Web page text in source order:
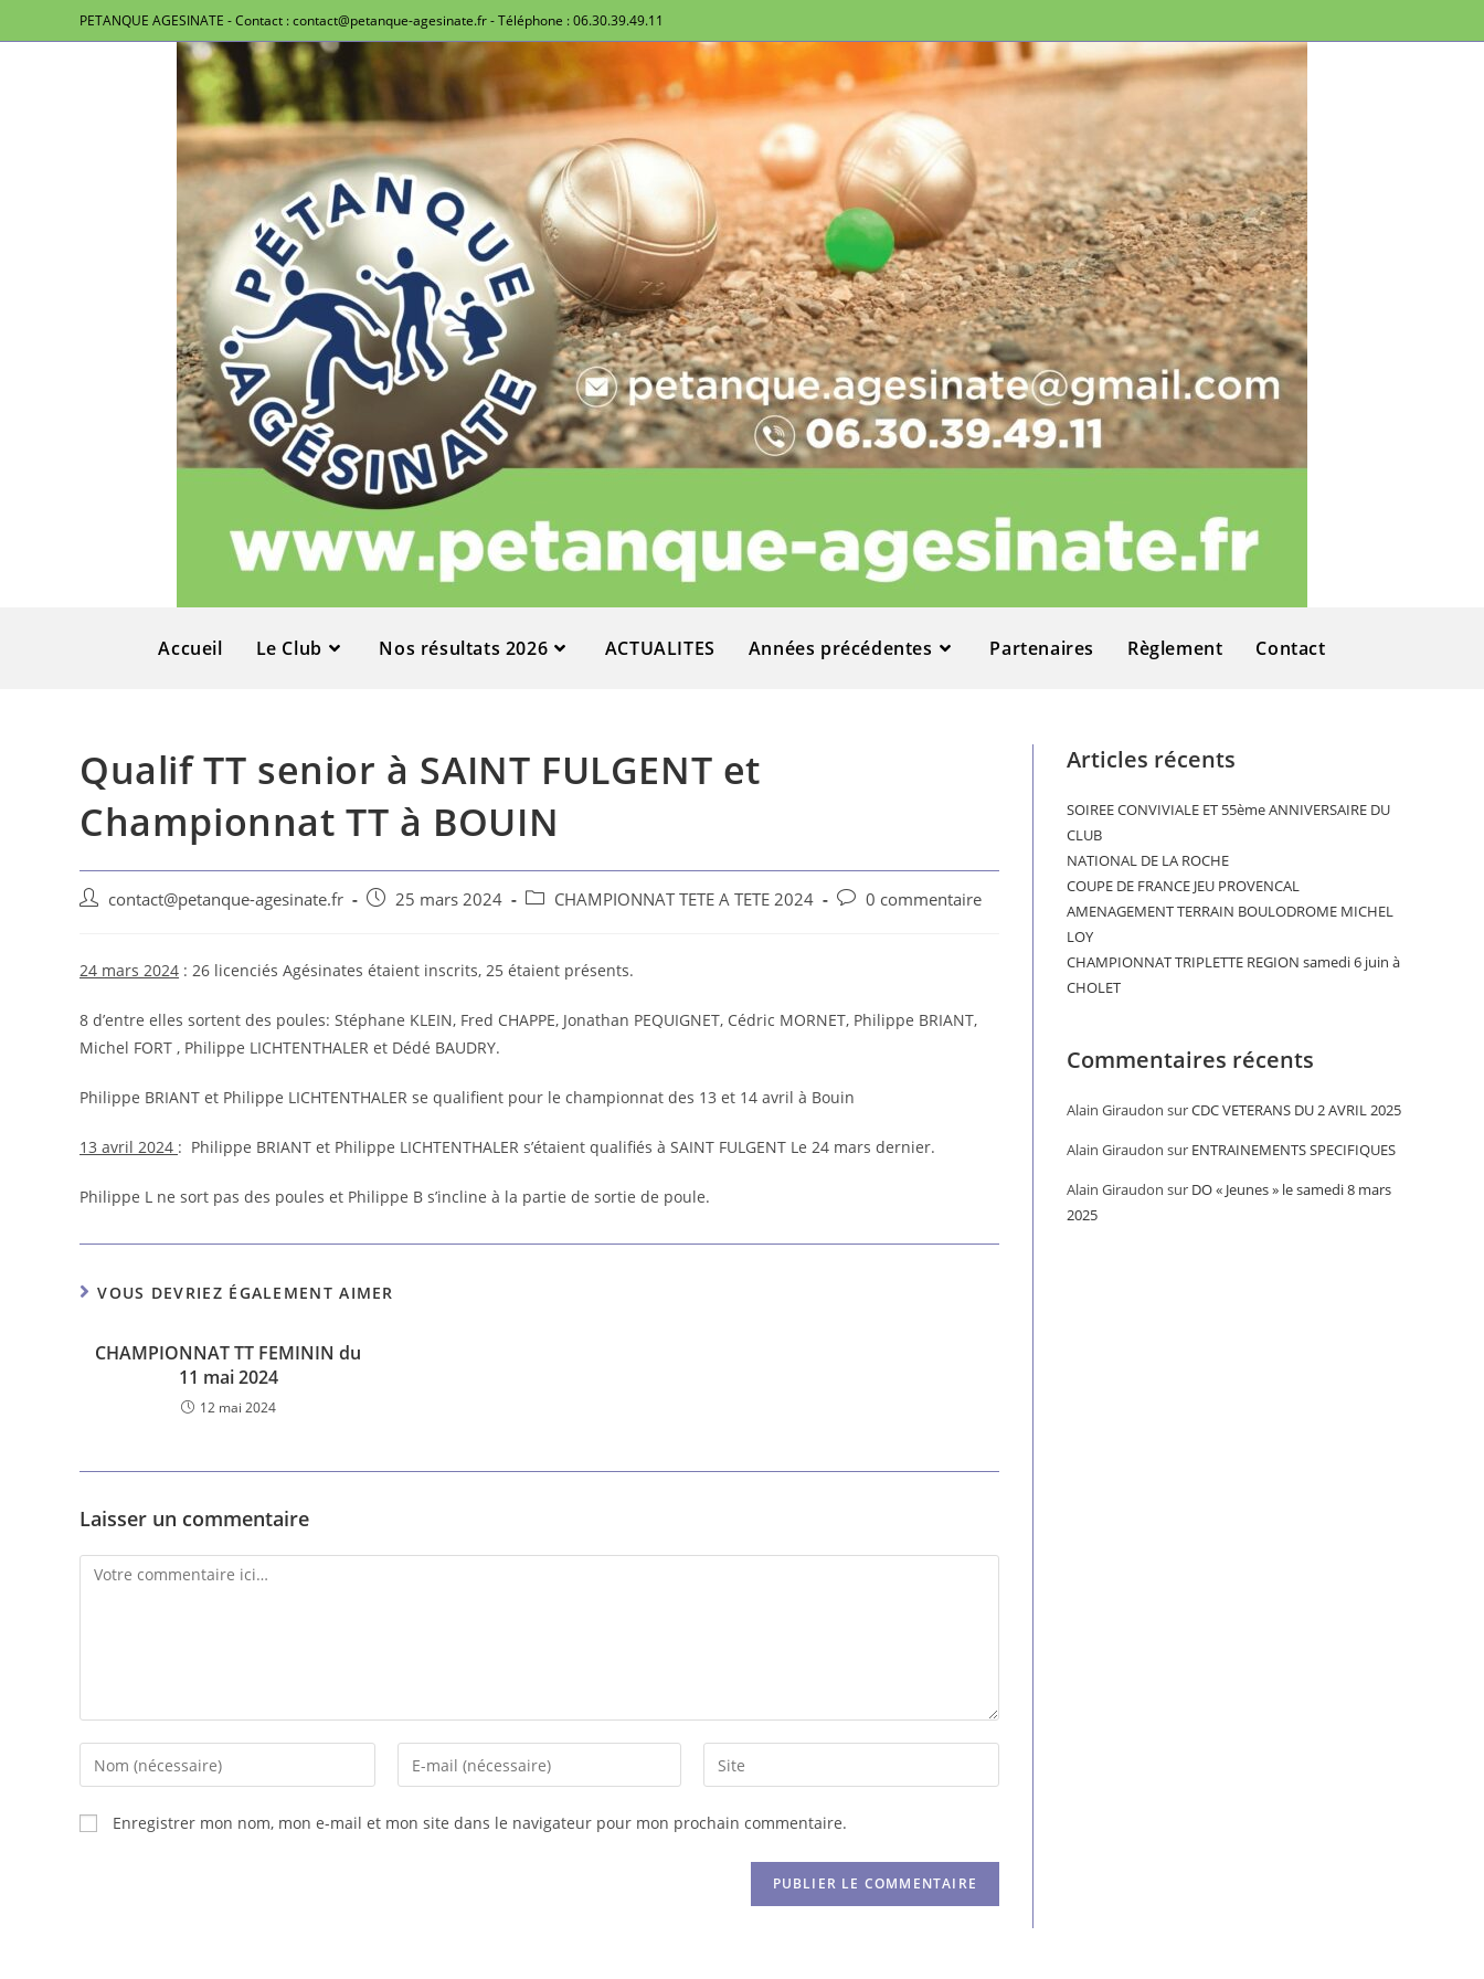
PETANQUE AGESINATE - Contact : contact@petanque-agesinate.fr - Téléphone : 06.30.39.49.11
Accueil Le Club Nos résultats 2026 ACTUALITES Années précédentes Partenaires Règlement Contact
Qualif TT senior à SAINT FULGENT et
Championnat TT à BOUIN
contact@petanque-agesinate.fr 25 mars 2024 CHAMPIONNAT TETE A TETE 2024 0 commentaire
24 mars 2024 : 26 licenciés Agésinates étaient inscrits, 25 étaient présents.
8 d’entre elles sortent des poules: Stéphane KLEIN, Fred CHAPPE, Jonathan PEQUIGNET, Cédric MORNET, Philippe BRIANT,
Michel FORT , Philippe LICHTENTHALER et Dédé BAUDRY.
Philippe BRIANT et Philippe LICHTENTHALER se qualifient pour le championnat des 13 et 14 avril à Bouin
13 avril 2024 : Philippe BRIANT et Philippe LICHTENTHALER s’étaient qualifiés à SAINT FULGENT Le 24 mars dernier.
Philippe L ne sort pas des poules et Philippe B s’incline à la partie de sortie de poule.
VOUS DEVRIEZ ÉGALEMENT AIMER
CHAMPIONNAT TT FEMININ du
11 mai 2024
12 mai 2024
Laisser un commentaire
Enregistrer mon nom, mon e-mail et mon site dans le navigateur pour mon prochain commentaire.
Articles récents
SOIREE CONVIVIALE ET 55ème ANNIVERSAIRE DU
CLUB
NATIONAL DE LA ROCHE
COUPE DE FRANCE JEU PROVENCAL
AMENAGEMENT TERRAIN BOULODROME MICHEL
LOY
CHAMPIONNAT TRIPLETTE REGION samedi 6 juin à
CHOLET
Commentaires récents
Alain Giraudon surCDC VETERANS DU 2 AVRIL 2025
Alain Giraudon sur ENTRAINEMENTS SPECIFIQUES
Alain Giraudon sur DO « Jeunes » le samedi 8 mars
2025